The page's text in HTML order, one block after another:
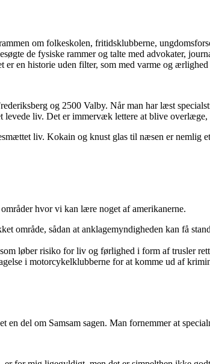
om folkeskolen, fritidsklubberne,
de fysiske rammer og talte med advokater,
en historie uden filter, som med varme og
og 2500 Valby. Når man har læst
liv. Det er immervæk lettere at blive
liv. Kokain og knust glas til næsen er nemlig
hvor vi kan lære noget af amerikanerne.
område, sådan at anklagemyndigheden kan få
løber risiko for liv og førlighed i form af trusler
i motorcykelklubberne for at komme ud af
del om Samsam sagen. Man fornemmer at